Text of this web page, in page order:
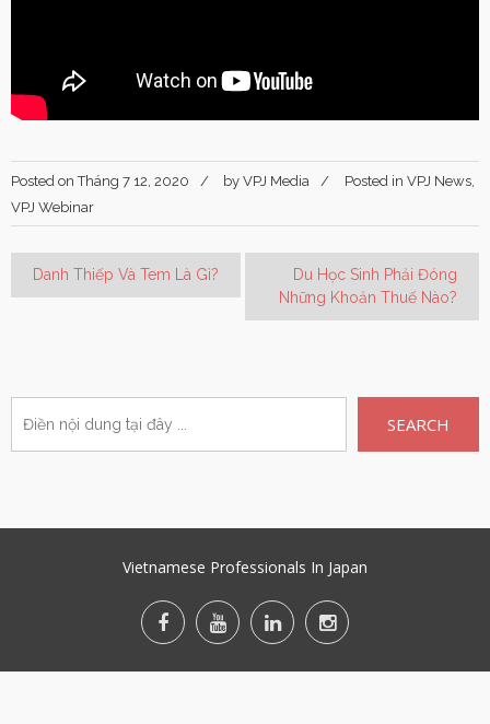
Posted onTháng 7 12, 2020 by VPJ Media Posted in VPJ News
VPJ Webinar
Danh Thiếp Và Tem Là Gì?
Du Học Sinh Phải Đóng
Những Khoản Thuế Nào?
SEARCH
Vietnamese Professionals In Japan